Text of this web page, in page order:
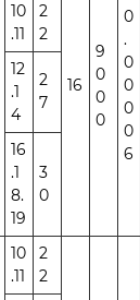
16
9
0
0
0
0
.
0
0
0
0
6
10
.11
2
2
12
.1
4
2
7
16
.1
8.
19
3
0
10
.11
2
2